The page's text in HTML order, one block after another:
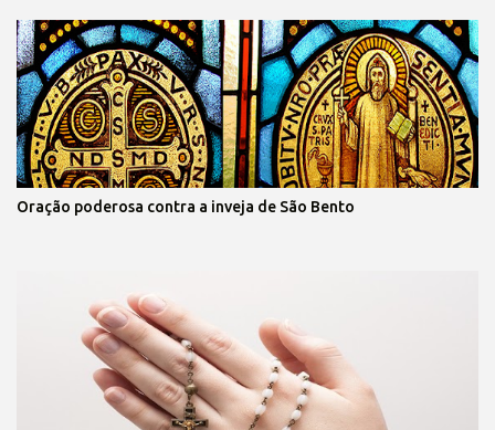
Oração poderosa contra a inveja de São Bento